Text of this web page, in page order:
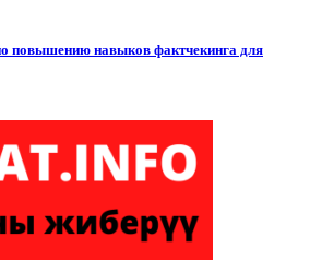
повышению навыков фактчекинга для